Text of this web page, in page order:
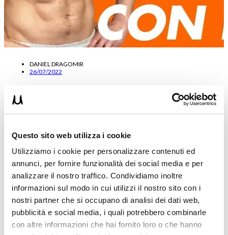
Questo sito web utilizza i cookie
Utilizziamo i cookie per personalizzare contenuti ed
annunci, per fornire funzionalità dei social media e per
analizzare il nostro traffico. Condividiamo inoltre
informazioni sul modo in cui utilizzi il nostro sito con i
nostri partner che si occupano di analisi dei dati web,
pubblicità e social media, i quali potrebbero combinarle
con altre informazioni che hai fornito loro o che hanno
DANIEL DRAGOMIR
26/07/2022
Il metodo GVT per la massa a corpo libero